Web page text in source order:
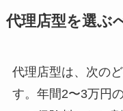
代理店型を選ぶ
代理店型は、次の
す。年間2〜3万円